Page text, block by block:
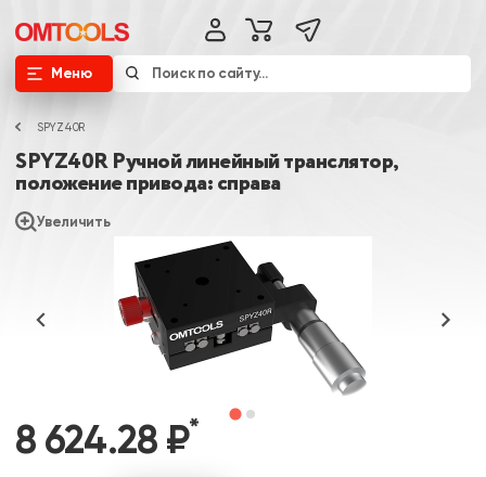
Меню
SPYZ40R
SPYZ40R Ручной линейный транслятор,
положение привода: справа
Увеличить
8 624.28 ₽*